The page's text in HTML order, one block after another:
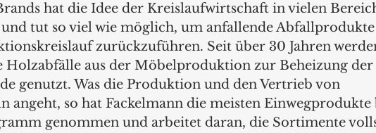
hat die Idee der Kreislaufwirtschaft in vielen
tut so viel wie möglich, um anfallende
zurückzuführen. Seit über 30 Jahren
Holzabfälle aus der Möbelproduktion zur Beheizung der
genutzt. Was die Produktion und den Vertrieb von
angeht, so hat Fackelmann die meisten Einwegprodukte
genommen und arbeitet daran, die Sortimente